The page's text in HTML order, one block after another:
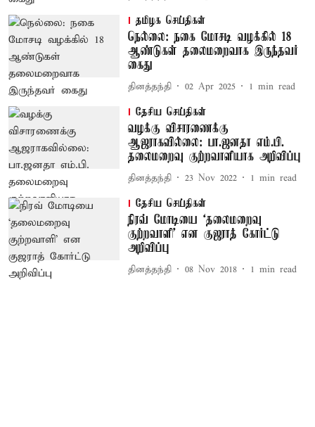
தமிழக செய்திகள்
நெல்லை: நகை மோசடி வழக்கில் 18
ஆண்டுகள் தலைமறைவாக இருந்தவர்
கைது
தினத்தந்தி 02 Apr 2025 1 min read
தேசிய செய்திகள்
வழக்கு விசாரணைக்கு
ஆஜராகவில்லை: பா.ஜனதா எம்.பி.
தலைமறைவு குற்றவாளியாக அறிவிப்பு
தினத்தந்தி 23 Nov 2022 1 min read
தேசிய செய்திகள்
நிரவ் மோடியை ‘தலைமறைவு
குற்றவாளி’ என குஜராத் கோர்ட்டு
அறிவிப்பு
தினத்தந்தி 08 Nov 2018 1 min read